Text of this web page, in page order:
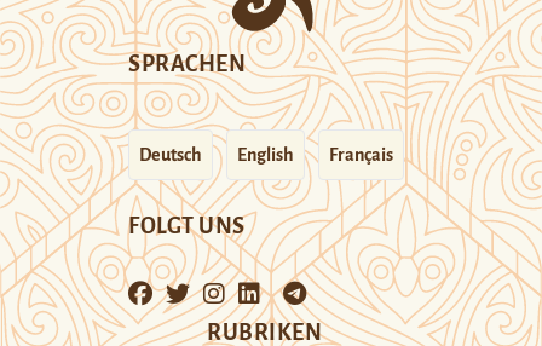
SPRACHEN
Deutsch English Français
FOLGT UNS
RUBRIKEN